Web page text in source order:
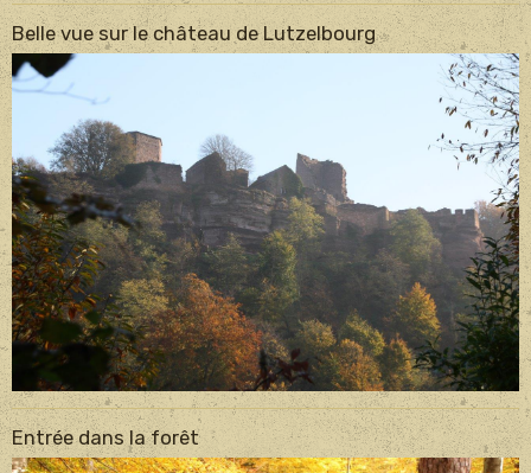
Belle vue sur le château de Lutzelbourg
Entrée dans la forêt